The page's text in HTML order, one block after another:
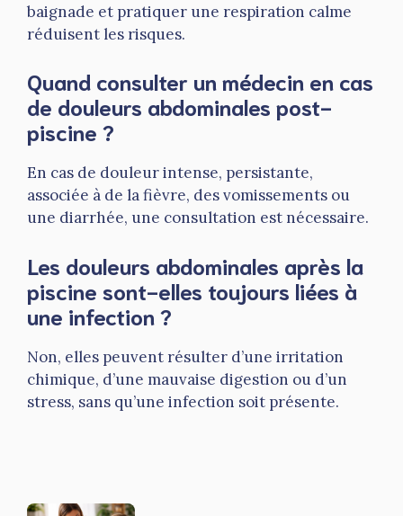
baignade et pratiquer une respiration calme
réduisent les risques.
Quand consulter un médecin en cas
de douleurs abdominales post-
piscine ?
En cas de douleur intense, persistante,
associée à de la fièvre, des vomissements ou
une diarrhée, une consultation est nécessaire.
Les douleurs abdominales après la
piscine sont-elles toujours liées à
une infection ?
Non, elles peuvent résulter d’une irritation
chimique, d’une mauvaise digestion ou d’un
stress, sans qu’une infection soit présente.